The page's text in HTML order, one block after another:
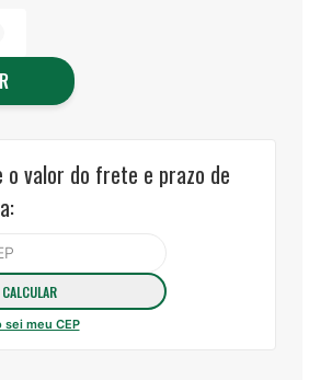
o valor do frete e prazo de
sei meu CEP